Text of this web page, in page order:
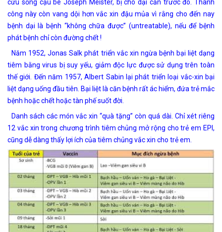
cứu sống cậu bé Joseph Meister, bị chó dại cắn trước đó. Thành
công này còn vang dội hơn vắc xin đậu mủa vì rằng cho đến nay
bệnh dại là bệnh “không chữa được” (untreatable), nếu để bệnh
phát bệnh chỉ còn đường chết !
Năm 1952, Jonas Salk phát triển vắc xin ngừa bệnh bại liệt dạng
tiêm bằng virus bị suy yếu, giảm độc lực được sử dụng trên toàn
thế giới. Đến năm 1957, Albert Sabin lại phát triển loại vắc-xin bại
liệt dạng uống đầu tiên. Bại liệt là căn bệnh rất ác hiểm, đứa trẻ mắc
bệnh hoặc chết hoặc tàn phế suốt đời.
Danh sách các món vắc xin “quà tặng” còn quá dài. Chỉ xét riêng
12 vắc xin trong chương trình tiêm chủng mở rộng cho trẻ em EPI,
cũng dễ dàng thấy lợi ích của tiêm chủng vắc xin cho trẻ em.